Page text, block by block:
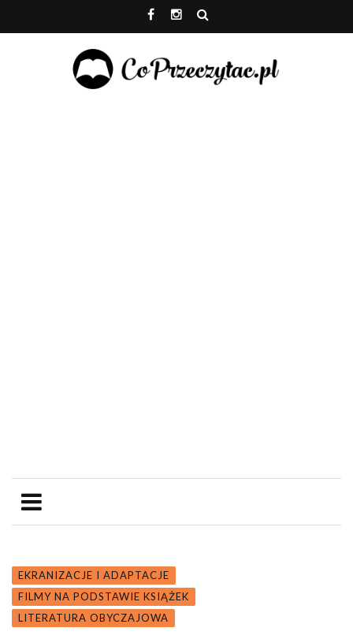
EKRANIZACJE I ADAPTACJE
FILMY NA PODSTAWIE KSIĄŻEK
LITERATURA OBYCZAJOWA